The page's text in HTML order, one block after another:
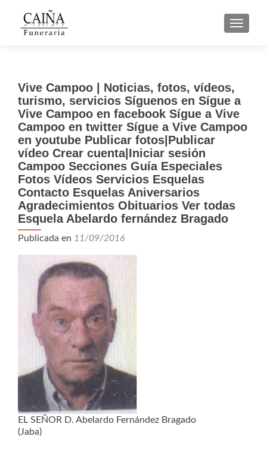
Vive Campoo | Noticias, fotos, vídeos,
turismo, servicios Síguenos en Sígue a
Vive Campoo en facebook Sígue a Vive
Campoo en twitter Sígue a Vive Campoo
en youtube Publicar fotos|Publicar
vídeo Crear cuenta|Iniciar sesión
Campoo Secciones Guía Especiales
Fotos Vídeos Servicios Esquelas
Contacto Esquelas Aniversarios
Agradecimientos Obituarios Ver todas
Esquela Abelardo fernández Bragado
Publicada en 11/09/2016
EL SEÑOR D. Abelardo Fernández Bragado
(Jaba)